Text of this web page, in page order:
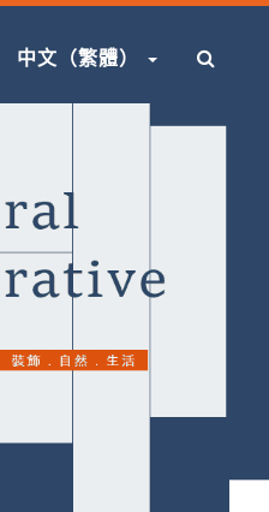
中文（繁體）